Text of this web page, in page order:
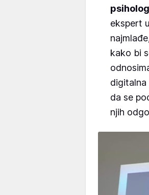
psiholog
ekspert
kako bi
digitalna
da se
njih